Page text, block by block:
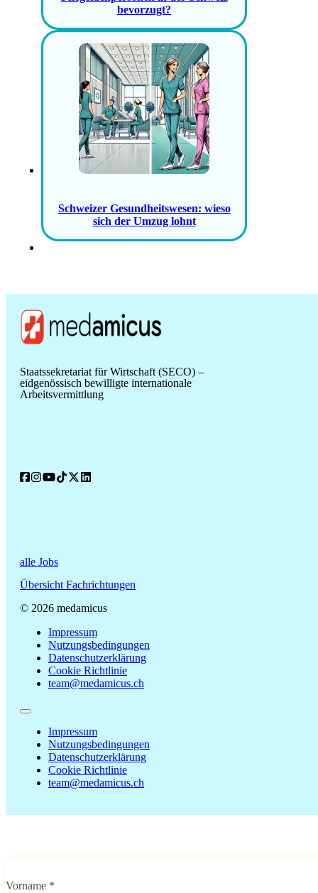
bevorzugt?
Schweizer Gesundheitswesen: wieso
sich der Umzug lohnt
Staatssekretariat für Wirtschaft (SECO) –
eidgenössisch bewilligte internationale
Arbeitsvermittlung
alle Jobs
Übersicht Fachrichtungen
© 2026 medamicus
Impressum
Nutzungsbedingungen
Datenschutzerklärung
Cookie Richtlinie
team@medamicus.ch
Impressum
Nutzungsbedingungen
Datenschutzerklärung
Cookie Richtlinie
team@medamicus.ch
Vorname *